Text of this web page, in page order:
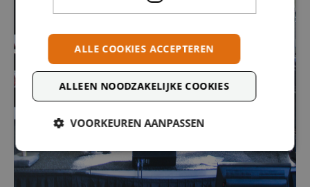
ALLE COOKIES ACCEPTEREN
ALLEEN NOODZAKELIJKE COOKIES
VOORKEUREN AANPASSEN